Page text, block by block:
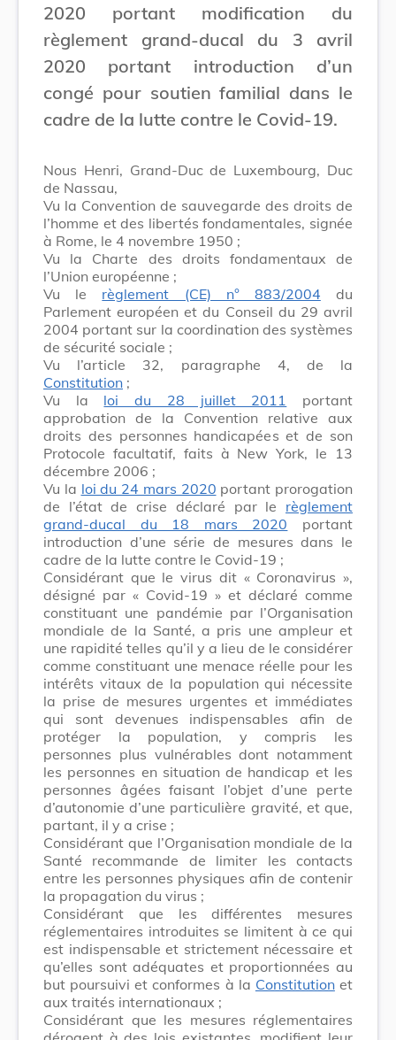
2020 portant modification du
règlement grand-ducal du 3 avril
2020 portant introduction d’un
congé pour soutien familial dans le
cadre de la lutte contre le Covid-19.
Nous Henri, Grand-Duc de Luxembourg, Duc
de Nassau,
Vu la Convention de sauvegarde des droits de
l’homme et des libertés fondamentales, signée
à Rome, le 4 novembre 1950 ;
Vu la Charte des droits fondamentaux de
l’Union européenne ;
Vu le règlement (CE) n° 883/2004 du
Parlement européen et du Conseil du 29 avril
2004 portant sur la coordination des systèmes
de sécurité sociale ;
Vu l’article 32, paragraphe 4, de la
Constitution ;
Vu la loi du 28 juillet 2011
portant
approbation de la Convention relative aux
droits des personnes handicapées et de son
Protocole facultatif, faits à New York, le 13
décembre 2006 ;
Vu la loi du 24 mars 2020 portant prorogation
de l’état de crise déclaré par le règlement
grand-ducal du 18 mars 2020 portant
introduction d’une série de mesures dans le
cadre de la lutte contre le Covid-19 ;
Considérant que le virus dit « Coronavirus »,
désigné par « Covid-19 » et déclaré comme
constituant une pandémie par l’Organisation
mondiale de la Santé, a pris une ampleur et
une rapidité telles qu’il y a lieu de le considérer
comme constituant une menace réelle pour les
intérêts vitaux de la population qui nécessite
la prise de mesures urgentes et immédiates
qui sont devenues indispensables afin de
protéger la population, y compris les
personnes plus vulnérables dont notamment
les personnes en situation de handicap et les
personnes âgées faisant l’objet d’une perte
d’autonomie d’une particulière gravité, et que,
partant, il y a crise ;
Considérant que l’Organisation mondiale de la
Santé recommande de limiter les contacts
entre les personnes physiques afin de contenir
la propagation du virus ;
Considérant que les différentes mesures
réglementaires introduites se limitent à ce qui
est indispensable et strictement nécessaire et
qu’elles sont adéquates et proportionnées au
but poursuivi et conformes à la Constitutionet
aux traités internationaux ;
Considérant que les mesures réglementaires